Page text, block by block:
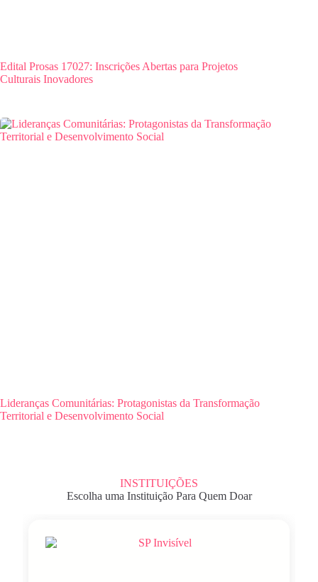
Edital Prosas 17027: Inscrições Abertas para Projetos
Culturais Inovadores
Lideranças Comunitárias: Protagonistas da Transformação
Territorial e Desenvolvimento Social
INSTITUIÇÕES
Escolha uma Instituição Para Quem Doar